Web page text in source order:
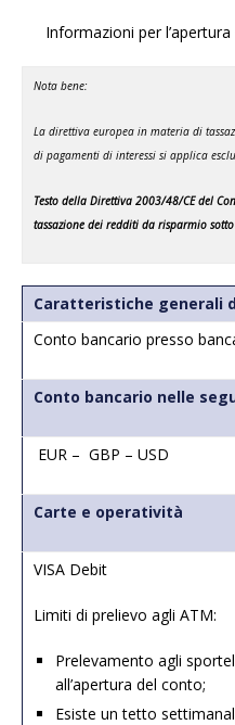
Informazioni per
Nota bene:
La direttiva europea in materia di
di pagamenti di interessi si applica
Testo della Direttiva 2003/48/CE del
tassazione dei redditi da risparmio
Caratteristiche generali
Conto bancario presso
Conto bancario nelle
EUR – GBP – USD
Carte e operatività
VISA Debit
Limiti di prelievo agli ATM:
Prelevamento agli
all’apertura del conto;
Esiste un tetto